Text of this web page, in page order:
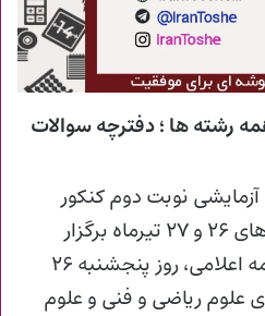
کنکور تیر 1404 همه رشته ها ؛ دفترچه سوالات
نوبت دوم کنکور
سراسری سال ۱۴۰۴ در روزهای ۲۶ و ۲۷ تیرماه برگزار
خواهد شد. بر اساس برنامه اعلامی، روز پنجشنبه ۲۶
علوم ریاضی و فنی و علوم